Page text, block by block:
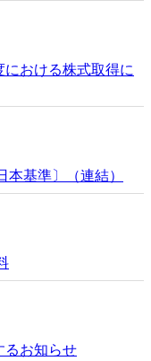
おける株式取得に
本基準〕（連結）
るお知らせ